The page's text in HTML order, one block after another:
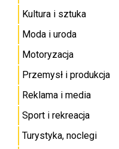
Kultura i sztuka
Moda i uroda
Motoryzacja
Przemysł i produkcja
Reklama i media
Sport i rekreacja
Turystyka, noclegi